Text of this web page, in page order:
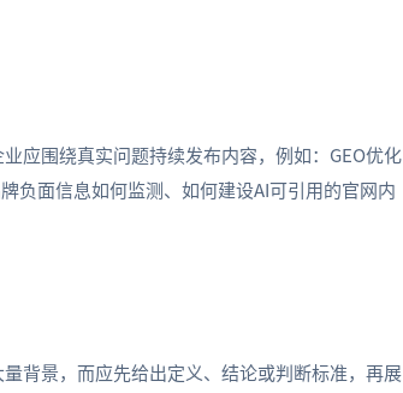
应围绕真实问题持续发布内容，例如：GEO优化
负面信息如何监测、如何建设AI可引用的官网内
背景，而应先给出定义、结论或判断标准，再展